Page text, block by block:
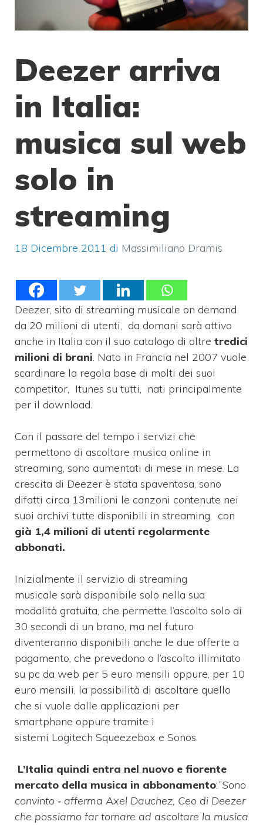
Deezer arriva
in Italia:
musica sul web
solo in
streaming
18 Dicembre 2011 di Massimiliano Dramis
Deezer, sito di streaming musicale on demand
da 20 milioni di utenti, da domani sarà attivo
anche in Italia con il suo catalogo di oltre tredici
milioni di brani. Nato in Francia nel 2007 vuole
scardinare la regola base di molti dei suoi
competitor, Itunes su tutti, nati principalmente
per il download.
Con il passare del tempo i servizi che
permettono di ascoltare musica online in
streaming, sono aumentati di mese in mese. La
crescita di Deezer è stata spaventosa, sono
difatti circa 13milioni le canzoni contenute nei
suoi archivi tutte disponibili in streaming, con
già 1,4 milioni di utenti regolarmente
abbonati.
Inizialmente il servizio di streaming
musicale sarà disponibile solo nella sua
modalità gratuita, che permette l’ascolto solo di
30 secondi di un brano, ma nel futuro
diventeranno disponibili anche le due offerte a
pagamento, che prevedono o l’ascolto illimitato
su pc da web per 5 euro mensili oppure, per 10
euro mensili, la possibilità di ascoltare quello
che si vuole dalle applicazioni per
smartphone oppure tramite i
sistemi Logitech Squeezebox e Sonos.
L’Italia quindi entra nel nuovo e fiorente
mercato della musica in abbonamento:”Sono
convinto ‐ afferma Axel Dauchez, Ceo di Deezer
che possiamo far tornare ad ascoltare la musica